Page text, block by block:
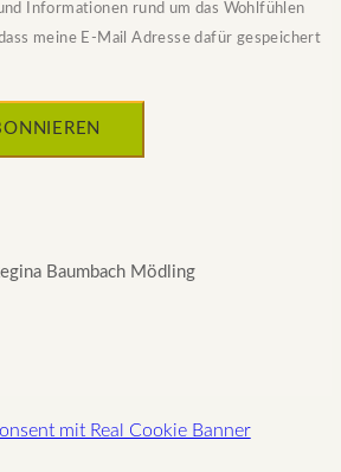
Informationen rund um das Wohlfühlen
meine E-Mail Adresse dafür gespeichert
Baumbach Mödling
mit Real Cookie Banner